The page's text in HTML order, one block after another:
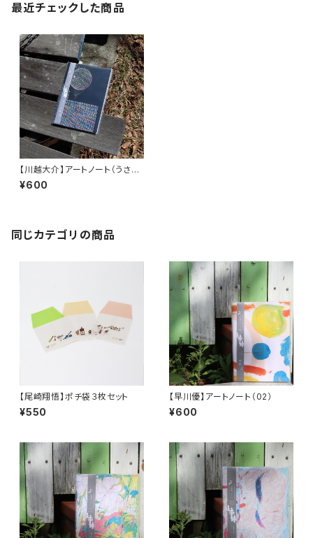
最近チェックした商品
【川越大介】アートノート（うささ
んA）
¥600
同じカテゴリの商品
【尾崎翔悟】ポチ袋３枚セット
¥550
【早川優】アートノート（02）
¥600